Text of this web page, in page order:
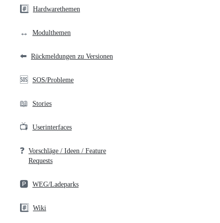
#️⃣ Hardwarethemen
↔️ Modulthemen
⬅️ Rückmeldungen zu Versionen
🆘 SOS/Probleme
📖 Stories
📺 Userinterfaces
❓ Vorschläge / Ideen / Feature
Requests
🅿️ WEG/Ladeparks
#️⃣ Wiki